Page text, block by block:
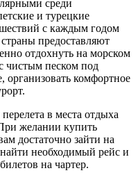
среди
и турецкие
с каждым годом
предоставляют
отдохнуть на морском
чистым песком под
организовать комфортное
в места отдыха
желании купить
достаточно зайти на
необходимый рейс и
на чартер.